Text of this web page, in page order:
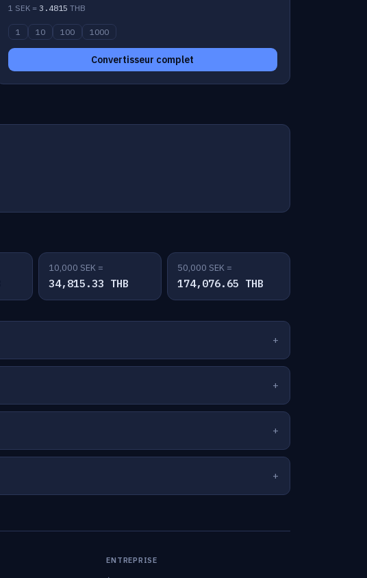
1 SEK = 3.4815 THB
1 10 100 1000
Convertisseur complet
10,000 SEK =
34,815.33 THB
50,000 SEK =
174,076.65 THB
ENTREPRISE